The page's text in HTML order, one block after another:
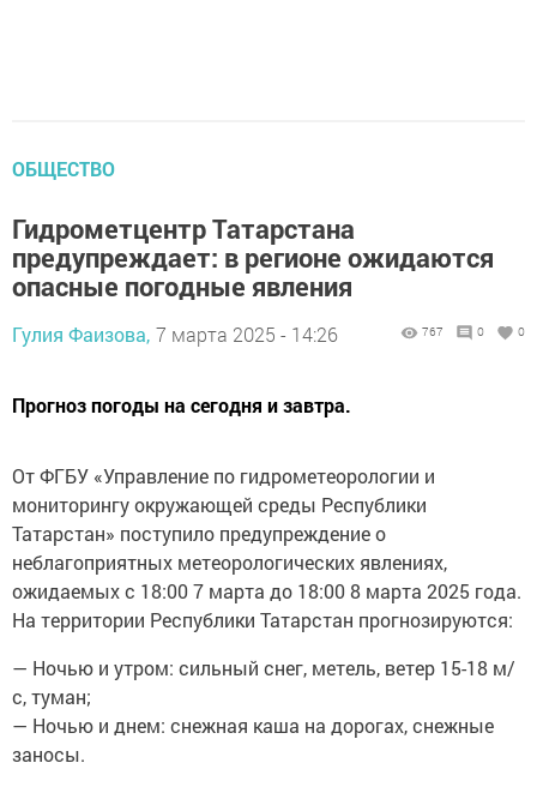
ОБЩЕСТВО
Гидрометцентр Татарстана
предупреждает: в регионе ожидаются
опасные погодные явления
Гулия Фаизова, 7 марта 2025 - 14:26 767 0 0
Прогноз погоды на сегодня и завтра.
От ФГБУ «Управление по гидрометеорологии и
мониторингу окружающей среды Республики
Татарстан» поступило предупреждение о
неблагоприятных метеорологических явлениях,
ожидаемых с 18:00 7 марта до 18:00 8 марта 2025 года.
На территории Республики Татарстан прогнозируются:
— Ночью и утром: сильный снег, метель, ветер 15-18 м/
с, туман;
— Ночью и днем: снежная каша на дорогах, снежные
заносы.